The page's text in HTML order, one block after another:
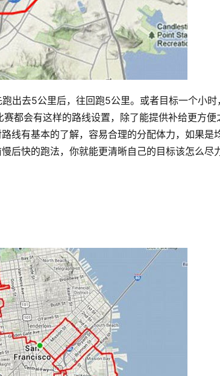
出去5公里后，往回跑5公里。或者目标一个小时，
都会有这样的路线设置，除了能提供补给更方便
线有基本的了解，容易合理的分配体力，如果是
后快的跑法，你就能更清晰自己的目标该怎么尽